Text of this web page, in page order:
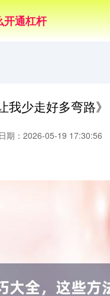
开通杠杆
少走好多弯路》
日期：2026-05-19 17:30:56